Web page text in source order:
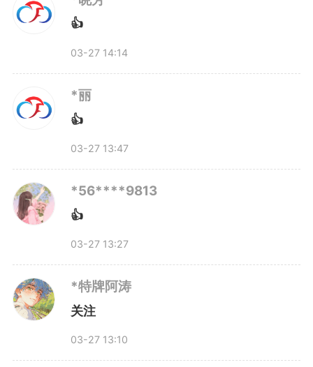
战”，而是多部门协同发力的制度
设计。从教育部门发布放假通知，
到人社部门动员企业配合，再到文
旅部门开发研学线路——安徽正在
构建一个“政府主导、社会协同、
企业参与”的春假保障体系。
“孩子们需要春天，大人也一
样”
就在3月22日，宣城广德的一
家公司火了。
👍
03-27 14:14
*丽
👍
03-27 13:47
*56****9813
👍
03-27 13:27
*特牌阿涛
关注
03-27 13:10